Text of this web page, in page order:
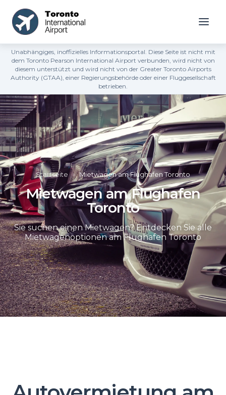
Unabhängiges, inoffizielles Informationsportal. Diese Seite ist nicht mit
dem Toronto Pearson International Airport verbunden, wird nicht von
diesem unterstützt und wird nicht von der Greater Toronto Airports
Authority (GTAA), einer Regierungsbehörde oder einer Fluggesellschaft
betrieben.
Startseite » Mietwagen am Flughafen Toronto
Mietwagen am Flughafen
Toronto
Sie suchen einen Mietwagen? Entdecken Sie alle
Mietwagenoptionen am Flughafen Toronto